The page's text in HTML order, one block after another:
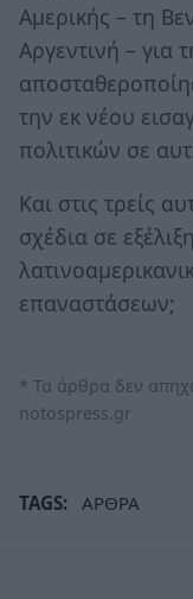
Αμερικής – τη
Αργεντινή – για
την εκ νέου
πολιτικών σε
Και στις τρείς
σχέδια σε
επαναστάσεων;
* Τα άρθρα δεν
notospress.gr
TAGS: ΑΡΘΡΑ